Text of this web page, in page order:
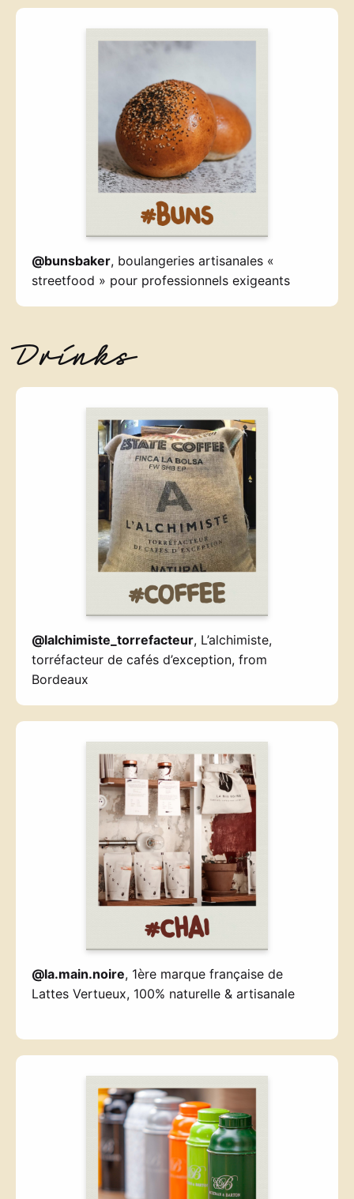
@bunsbaker, boulangeries artisanales «
streetfood » pour professionnels exigeants
Drinks
@lalchimiste_torrefacteur, L’alchimiste,
torréfacteur de cafés d’exception, from
Bordeaux
@la.main.noire, 1ère marque française de
Lattes Vertueux, 100% naturelle & artisanale